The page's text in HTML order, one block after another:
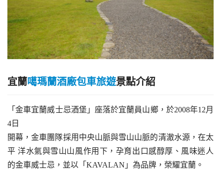
宜蘭噶瑪蘭酒廠包車旅遊景點介紹
「金車宜蘭威士忌酒堡」座落於宜蘭員山鄉，於2008年12月
4日
開幕，金車團隊採用中央山脈與雪山山脈的清澈水源，在太
平 洋水氣與雪山山風作用下，孕育出口感醇厚、風味迷人
的金車威士忌，並以「KAVALAN」為品牌，榮耀宜蘭。